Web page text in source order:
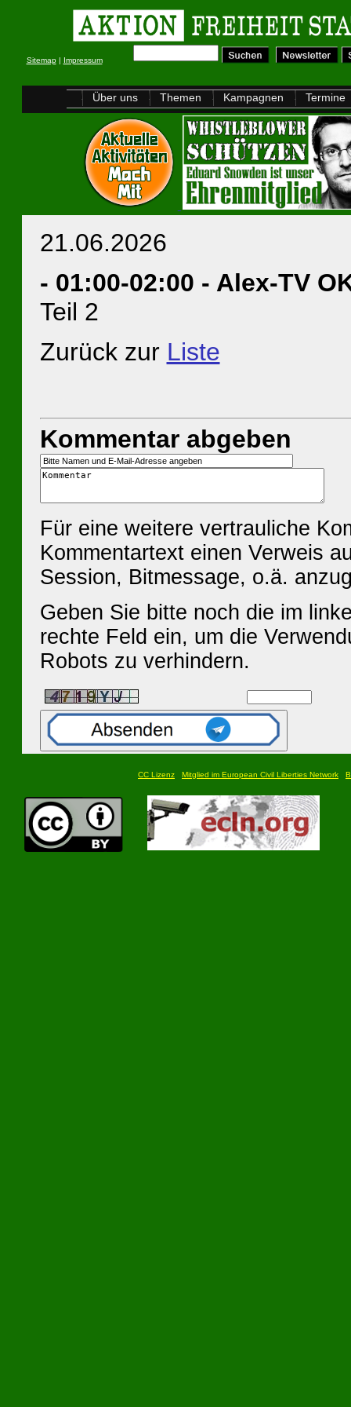
Sitemap| Impressum
Über uns Themen Kampagnen Termine
21.06.2026
- 01:00-02:00 - Alex-TV
Teil 2
Zurück zur Liste
Kommentar abgeben
Für eine weitere vertrauliche
Kommentartext einen Verweis
Session, Bitmessage, o.ä.
Geben Sie bitte noch die im
rechte Feld ein, um die
Robots zu verhindern.
CC Lizenz Mitglied im European Civil Liberties Network